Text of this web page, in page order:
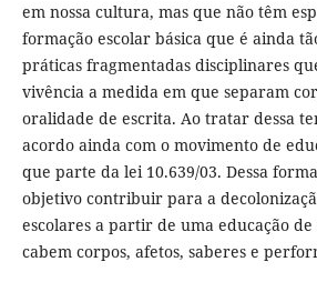
em nossa cultura, mas que não têm
formação escolar básica que é ainda
práticas fragmentadas disciplinares
vivência a medida em que separam
oralidade de escrita. Ao tratar dessa
acordo ainda com o movimento de
que parte da lei 10.639/03. Dessa
objetivo contribuir para a
escolares a partir de uma educação
cabem corpos, afetos, saberes e